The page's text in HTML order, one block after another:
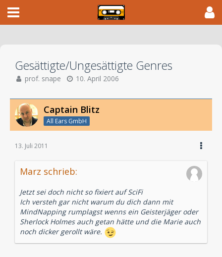
Gesättigte/Ungesättigte Genres
prof. snape 10. April 2006
Captain Blitz
All Ears GmbH
13. Juli 2011
Marz schrieb:
Jetzt sei doch nicht so fixiert auf SciFi
Ich versteh gar nicht warum du dich dann mit
MindNapping rumplagst wenns ein Geisterjäger oder
Sherlock Holmes auch getan hätte und die Marie auch
noch dicker gerollt wäre.